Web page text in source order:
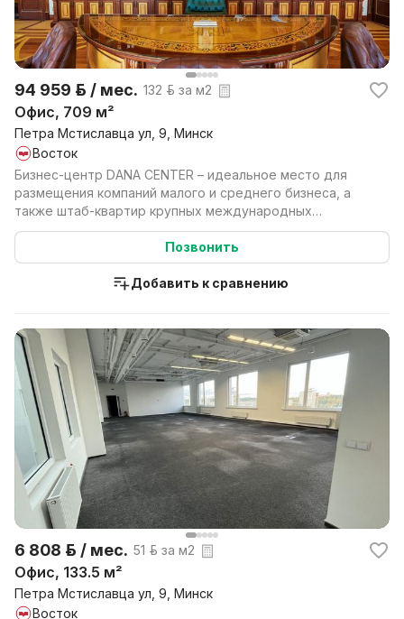
94 959 р. / мес. 132 р. за м2
Офис, 709 м²
Петра Мстиславца ул, 9, Минск
Восток
Бизнес-центр DANA CENTER – идеальное место для
размещения компаний малого и среднего бизнеса, а
также штаб-квартир крупных международных
компаний. DAN...
Позвонить
Добавить к сравнению
6 808 р. / мес. 51 р. за м2
Офис, 133.5 м²
Петра Мстиславца ул, 9, Минск
Восток